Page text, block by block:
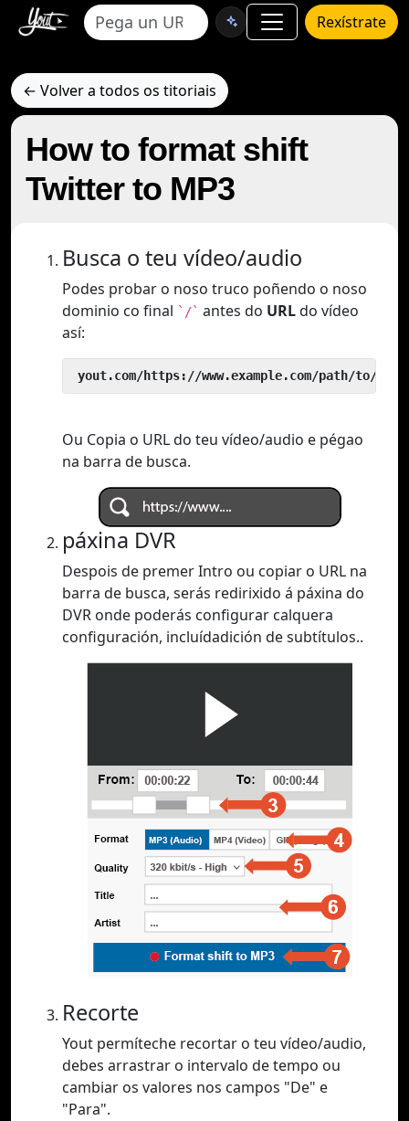
Rexístrate
← Volver a todos os titoriais
How to format shift
Twitter to MP3
Busca o teu vídeo/audio
Podes probar o noso truco poñendo o noso
dominio co final `/` antes do URLdo vídeo
así:
yout.com/https://www.example.com/path/to/
Ou Copia o URL do teu vídeo/audio e pégao
na barra de busca.
páxina DVR
Despois de premer Intro ou copiar o URL na
barra de busca, serás redirixido á páxina do
DVR onde poderás configurar calquera
configuración, incluídadición de subtítulos..
Recorte
Yout permíteche recortar o teu vídeo/audio,
debes arrastrar o intervalo de tempo ou
cambiar os valores nos campos "De" e
"Para".